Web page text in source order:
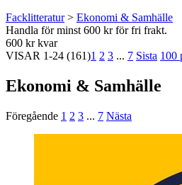
Facklitteratur> Ekonomi & Samhälle
Handla för minst 600 kr för fri frakt.
600 kr kvar
VISAR 1-24 (161)1 2 3 ... 7 Sista 100
Ekonomi & Samhälle
Föregående 1 2 3 ... 7 Nästa